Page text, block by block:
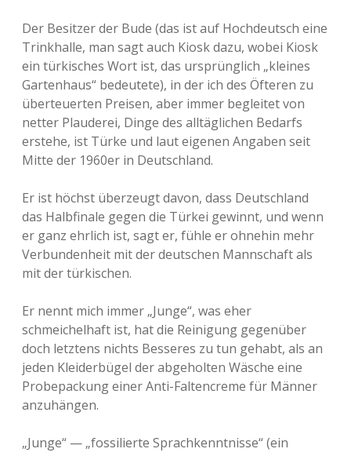
Der Besitzer der Bude (das ist auf Hochdeutsch eine
Trinkhalle, man sagt auch Kiosk dazu, wobei Kiosk
ein türkisches Wort ist, das ursprünglich „kleines
Gartenhaus“ bedeutete), in der ich des Öfteren zu
überteuerten Preisen, aber immer begleitet von
netter Plauderei, Dinge des alltäglichen Bedarfs
erstehe, ist Türke und laut eigenen Angaben seit
Mitte der 1960er in Deutschland.
Er ist höchst überzeugt davon, dass Deutschland
das Halbfinale gegen die Türkei gewinnt, und wenn
er ganz ehrlich ist, sagt er, fühle er ohnehin mehr
Verbundenheit mit der deutschen Mannschaft als
mit der türkischen.
Er nennt mich immer „Junge“, was eher
schmeichelhaft ist, hat die Reinigung gegenüber
doch letztens nichts Besseres zu tun gehabt, als an
jeden Kleiderbügel der abgeholten Wäsche eine
Probepackung einer Anti-Faltencreme für Männer
anzuhängen.
„Junge“ — „fossilierte Sprachkenntnisse“ (ein